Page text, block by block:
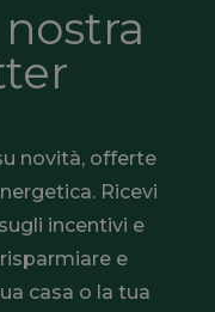
novità, offerte
Ricevi
incentivi e
e
casa o la tua